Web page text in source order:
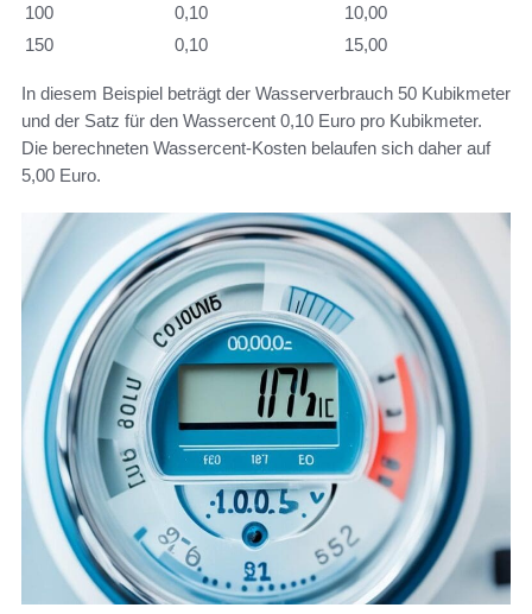
100
0,10
10,00
150
0,10 15,00
In diesem Beispiel beträgt der Wasserverbrauch 50 Kubikmeter
und der Satz für den Wassercent 0,10 Euro pro Kubikmeter.
Die berechneten Wassercent-Kosten belaufen sich daher auf
5,00 Euro.